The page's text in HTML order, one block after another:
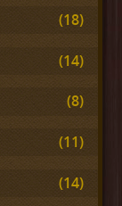
(18)
(14)
(8)
(11)
(14)